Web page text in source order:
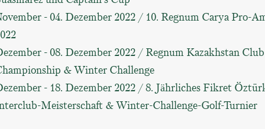
- 04. Dezember 2022 / 10. Regnum Carya Pro-
- 08. Dezember 2022 / Regnum Kazakhstan Club
& Winter Challenge
- 18. Dezember 2022 / 8. Jährliches Fikret
Meisterschaft & Winter-Challenge-Golf-Turnier